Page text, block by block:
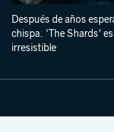
Después de años
chispa. 'The Shards'
irresistible